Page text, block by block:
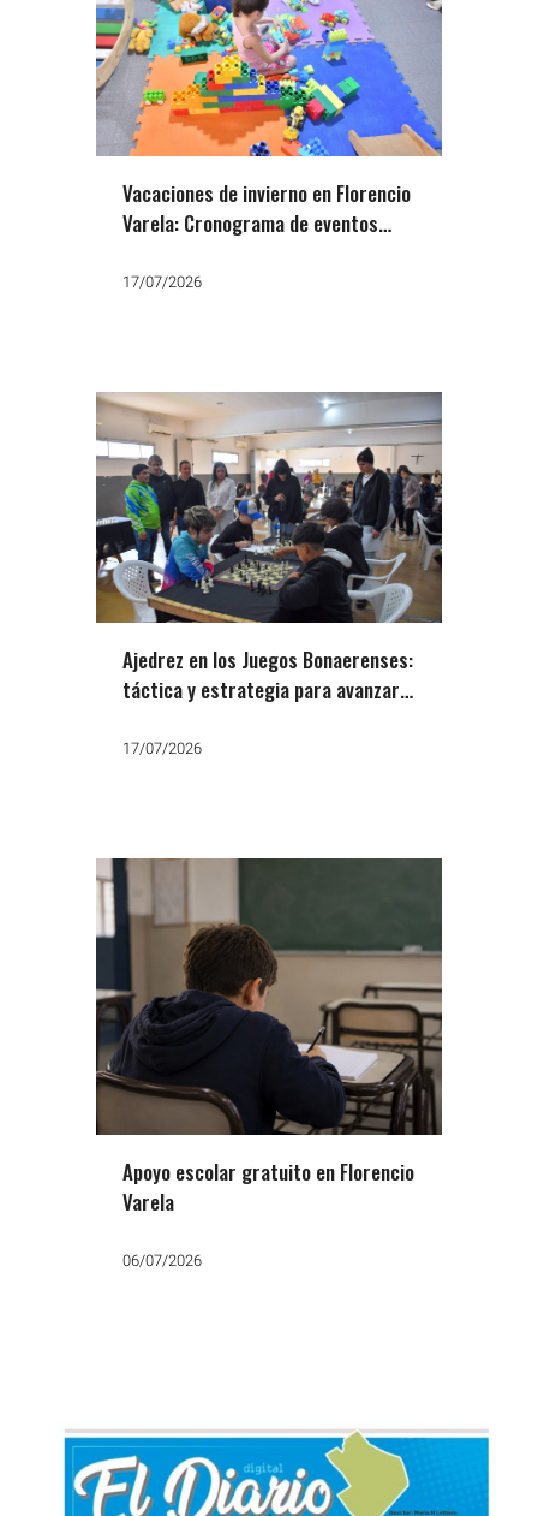
Vacaciones de invierno en Florencio
Varela: Cronograma de eventos
17/07/2026
Ajedrez en los Juegos Bonaerenses:
táctica y estrategia para avanzar a
17/07/2026
Apoyo escolar gratuito en Florencio
Varela
06/07/2026